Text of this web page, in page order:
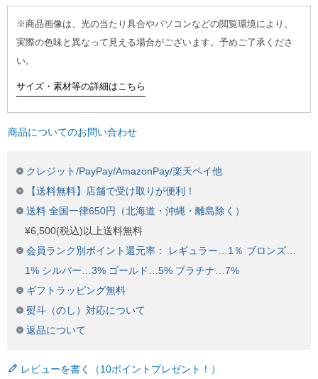
※商品画像は、光の当たり具合やパソコンなどの閲覧環境により、
実際の色味と異なって見える場合がございます。予めご了承くださ
い。
サイズ・素材等の詳細はこちら
商品についてのお問い合わせ
クレジット/PayPay/AmazonPay/楽天ペイ他
【送料無料】店舗で受け取りが便利！
送料 全国一律650円（北海道・沖縄・離島除く）
¥6,500(税込)以上送料無料
会員ランク別ポイント還元率： レギュラー…1％ ブロンズ…
1% シルバー…3% ゴールド…5% プラチナ…7%
ギフトラッピング無料
熨斗（のし）対応について
返品について
レビューを書く（10ポイントプレゼント！）